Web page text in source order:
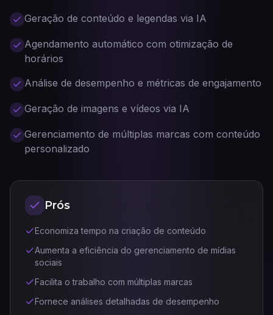
Geração de conteúdo e legendas via IA
Agendamento automático com otimização de
horários
Análise de desempenho e métricas de engajamento
Geração de imagens e vídeos via IA
Gerenciamento de múltiplas marcas com conteúdo
personalizado
Prós
Economiza tempo na criação de conteúdo
Aumenta a eficiência do gerenciamento de mídias
sociais
Facilita o trabalho com múltiplas marcas
Fornece análises detalhadas de desempenho